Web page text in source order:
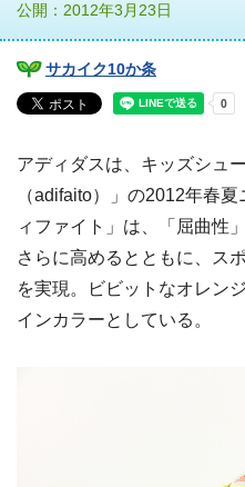
公開：2012年3月23日
サカイク10か条
アディダスは、キッズシュ
（adifaito）」の2012年春
ィファイト」は、「屈曲性
さらに高めるとともに、ス
を実現。ビビットなオレン
インカラーとしている。